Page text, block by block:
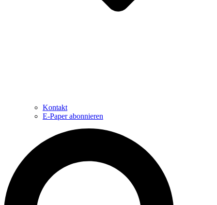
Kontakt
E-Paper abonnieren